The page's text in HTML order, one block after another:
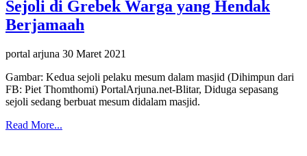
Sejoli di Grebek Warga yang Hendak
Berjamaah
portal arjuna 30 Maret 2021
Gambar: Kedua sejoli pelaku mesum dalam masjid (Dihimpun dari
FB: Piet Thomthomi) PortalArjuna.net-Blitar, Diduga sepasang
sejoli sedang berbuat mesum didalam masjid.
Read More...